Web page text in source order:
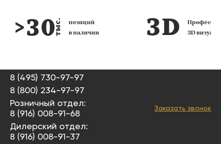
позиций
в наличии
3D
8 (495) 730-97-97
8 (800) 234-97-97
Розничный отдел:
8 (916) 008-91-68
Дилерский отдел:
8 (916) 008-91-37
Заказать звонок